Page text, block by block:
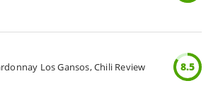
Los Gansos, Chili Review 8.5